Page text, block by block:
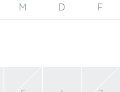
M D F